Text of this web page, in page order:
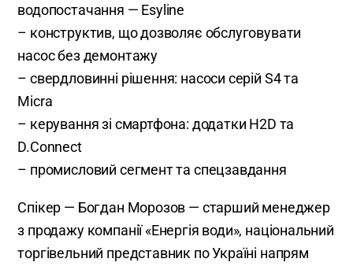
водопостачання — Esyline
– конструктив, що дозволяє обслуговувати
насос без демонтажу
– свердловинні рішення: насоси серій S4 та
Micra
– керування зі смартфона: додатки H2D та
D.Connect
– промисловий сегмент та спецзавдання
Спікер — Богдан Морозов — старший менеджер
з продажу компанії «Енергія води», національний
торгівельний представник по Україні напрям